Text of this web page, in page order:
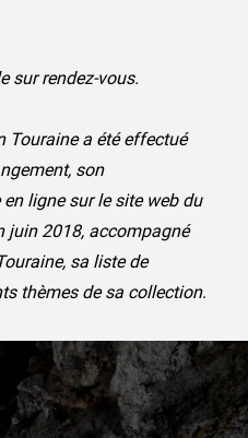
sur rendez-vous.
Touraine a été effectué
son
ligne sur le site web du
juin 2018, accompagné
sa liste de
thèmes de sa collection.